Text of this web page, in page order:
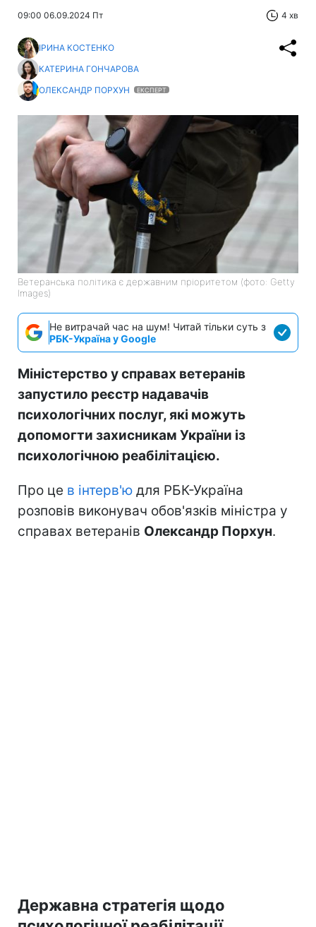
09:00 06.09.2024 Пт 4 хв
ІРИНА КОСТЕНКО
КАТЕРИНА ГОНЧАРОВА
ОЛЕКСАНДР ПОРХУН
ЕКСПЕРТ
Ветеранська політика є державним пріоритетом (фото: Getty
Images)
Не витрачай час на шум! Читай тільки суть з
РБК-Україна у Google
Міністерство у справах ветеранів
запустило реєстр надавачів
психологічних послуг, які можуть
допомогти захисникам України із
психологічною реабілітацією.
Про це в інтерв'ю для РБК-Україна
розповів виконувач обов'язків міністра у
справах ветеранів Олександр Порхун.
Державна стратегія щодо